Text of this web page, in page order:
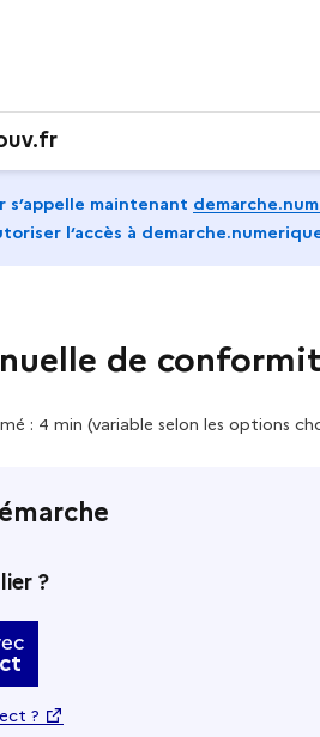
maintenant
l‘accès à
de
: 4 min (variable selon les options
?
?